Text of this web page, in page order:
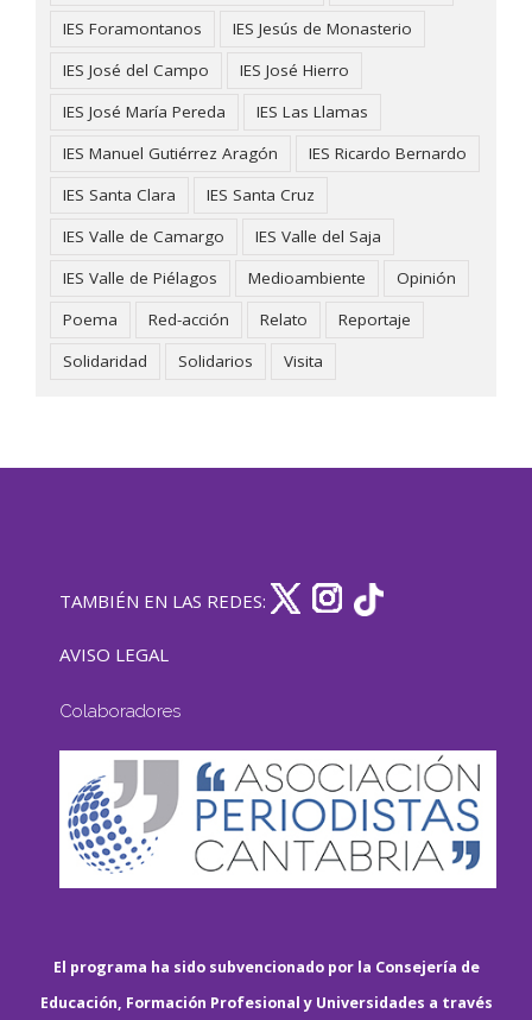
IES Foramontanos
IES Jesús de Monasterio
IES José del Campo
IES José Hierro
IES José María Pereda
IES Las Llamas
IES Manuel Gutiérrez Aragón
IES Ricardo Bernardo
IES Santa Clara
IES Santa Cruz
IES Valle de Camargo
IES Valle del Saja
IES Valle de Piélagos
Medioambiente
Opinión
Poema
Red-acción Relato
Reportaje
Solidaridad
Solidarios Visita
TAMBIÉN EN LAS REDES:
AVISO LEGAL
Colaboradores
El programa ha sido subvencionado por la Consejería de
Educación, Formación Profesional y Universidades a través